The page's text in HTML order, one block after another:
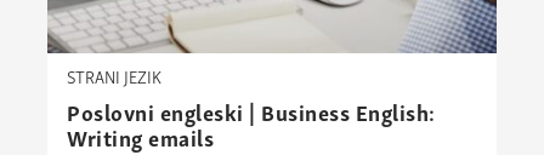
STRANI JEZIK
Poslovni engleski | Business English:
Writing emails